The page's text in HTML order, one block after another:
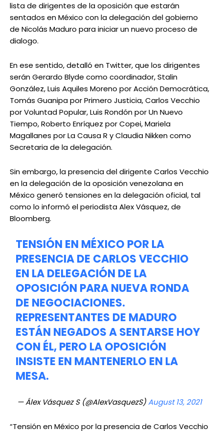
lista de dirigentes de la oposición que estarán
sentados en México con la delegación del gobierno
de Nicolás Maduro para iniciar un nuevo proceso de
dialogo.
En ese sentido, detalló en Twitter, que los dirigentes
serán Gerardo Blyde como coordinador, Stalin
González, Luis Aquiles Moreno por Acción Democrática,
Tomás Guanipa por Primero Justicia, Carlos Vecchio
por Voluntad Popular, Luis Rondón por Un Nuevo
Tiempo, Roberto Enríquez por Copei, Mariela
Magallanes por La Causa R y Claudia Nikken como
Secretaria de la delegación.
Sin embargo, la presencia del dirigente Carlos Vecchio
en la delegación de la oposición venezolana en
México generó tensiones en la delegación oficial, tal
como lo informó el periodista Alex Vásquez, de
Bloomberg.
TENSIÓN EN MÉXICO POR LA
PRESENCIA DE CARLOS VECCHIO
EN LA DELEGACIÓN DE LA
OPOSICIÓN PARA NUEVA RONDA
DE NEGOCIACIONES.
REPRESENTANTES DE MADURO
ESTÁN NEGADOS A SENTARSE HOY
CON ÉL, PERO LA OPOSICIÓN
INSISTE EN MANTENERLO EN LA
MESA.
— Álex Vásquez S (@AlexVasquezS)August 13, 2021
“Tensión en México por la presencia de Carlos Vecchio